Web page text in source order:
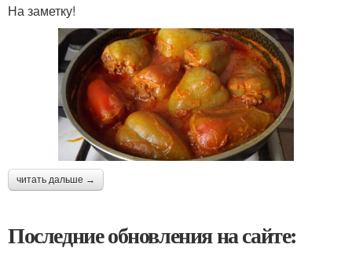
На заметку!
читать дальше →
Последние обновления на сайте: